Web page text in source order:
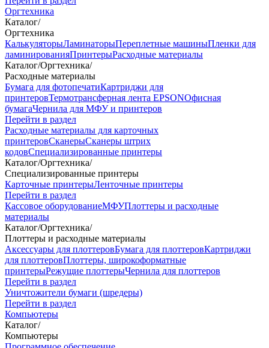
Оргтехника
Каталог/
Оргтехника
КалькуляторыЛаминаторыПереплетные машиныПленки для
ламинированияПринтерыРасходные материалы
Каталог/Оргтехника/
Расходные материалы
Бумага для фотопечатиКартриджи для
принтеровТермотрансферная лента EPSONОфисная
бумагаЧернила для МФУ и принтеров
Перейти в раздел
Расходные материалы для карточных
принтеровСканерыСканеры штрих
кодовСпециализированные принтеры
Каталог/Оргтехника/
Специализированные принтеры
Карточные принтерыЛенточные принтеры
Перейти в раздел
Кассовое оборудованиеМФУПлоттеры и расходные
материалы
Каталог/Оргтехника/
Плоттеры и расходные материалы
Аксессуары для плоттеровБумага для плоттеровКартриджи
для плоттеровПлоттеры, широкоформатные
принтерыРежущие плоттерыЧернила для плоттеров
Перейти в раздел
Уничтожители бумаги (шредеры)
Перейти в раздел
Компьютеры
Каталог/
Компьютеры